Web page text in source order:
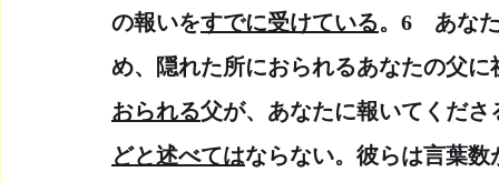
の報いをすでに受けている。6　あな
め、隠れた所におられるあなたの父
おられる父が、あなたに報いてくだ
どと述べてはならない。彼らは言葉